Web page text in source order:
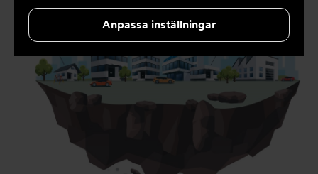
Anpassa inställningar